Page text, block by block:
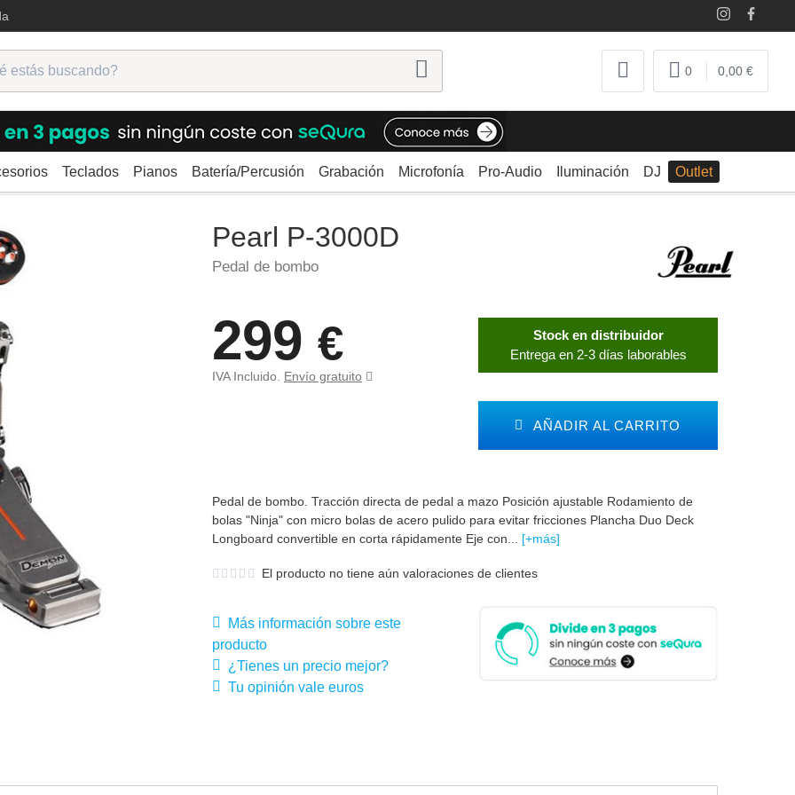
0 0,00 €
Teclados Pianos Batería/Percusión Grabación Microfonía Pro-Audio Iluminación DJ Outlet
Pedales de bombo Pearl P-3000D
Pearl P-3000D
Pedal de bombo
299 €
IVA Incluido. Envío gratuito
Stock en distribuidor
Entrega en 2-3 días laborables
AÑADIR AL CARRITO
Pedal de bombo. Tracción directa de pedal a mazo Posición ajustable Rodamiento de
bolas "Ninja" con micro bolas de acero pulido para evitar fricciones Plancha Duo Deck
Longboard convertible en corta rápidamente Eje con... [+más]
El producto no tiene aún valoraciones de clientes
Más información sobre este
producto
¿Tienes un precio mejor?
Tu opinión vale euros